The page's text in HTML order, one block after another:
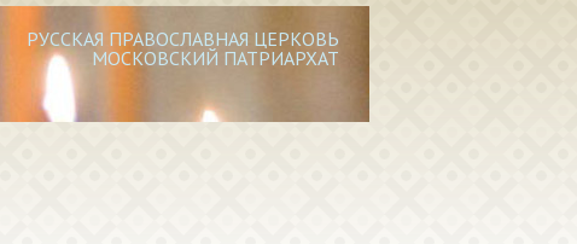
РУССКАЯ ПРАВОСЛАВНАЯ ЦЕРКОВЬ
МОСКОВСКИЙ ПАТРИАРХАТ